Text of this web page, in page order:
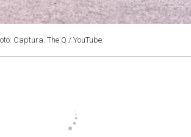
Captura. The Q / YouTube.